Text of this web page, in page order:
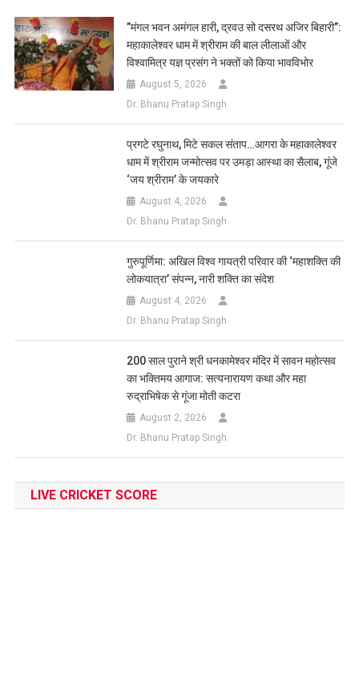
List
​”मंगल भवन अमंगल हारी, द्रवउ सो दसरथ अजिर बिहारी”:
महाकालेश्वर धाम में श्रीराम की बाल लीलाओं और
विश्वामित्र यज्ञ प्रसंग ने भक्तों को किया भावविभोर
August 5, 2026
Dr. Bhanu Pratap Singh
प्रगटे रघुनाथ, मिटे सकल संताप…आगरा के महाकालेश्वर
धाम में श्रीराम जन्मोत्सव पर उमड़ा आस्था का सैलाब, गूंजे
‘जय श्रीराम’ के जयकारे
August 4, 2026
Dr. Bhanu Pratap Singh
गुरुपूर्णिमा: अखिल विश्व गायत्री परिवार की ‘महाशक्ति की
लोकयात्रा’ संपन्न, नारी शक्ति का संदेश
August 4, 2026
Dr. Bhanu Pratap Singh
200 साल पुराने श्री धनकामेश्वर मंदिर में सावन महोत्सव
का भक्तिमय आगाज: सत्यनारायण कथा और महा
रुद्राभिषेक से गूंजा मोती कटरा
August 2, 2026
Dr. Bhanu Pratap Singh
LIVE CRICKET SCORE